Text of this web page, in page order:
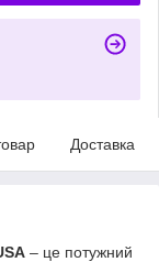
Доставка
– це потужний